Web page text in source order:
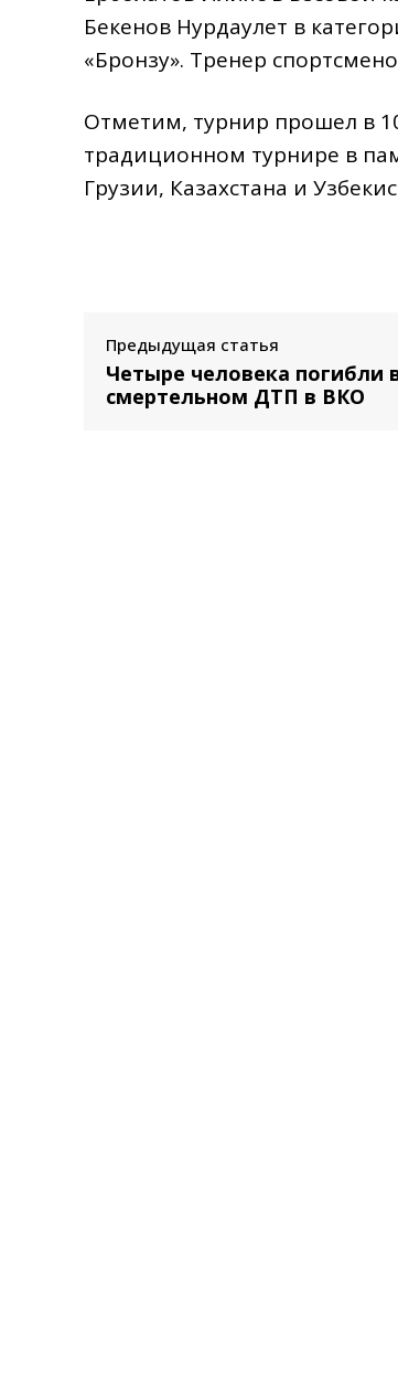
Бекенов Нурдаулет в
«Бронзу». Тренер
Отметим, турнир прошел в
традиционном турнире в
Грузии, Казахстана и
Предыдущая статья
Четыре человека погибли
смертельном ДТП в ВКО